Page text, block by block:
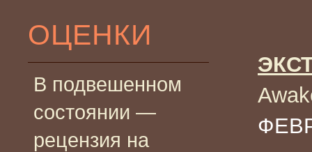
ОЦЕНКИ
В подвешенном
состоянии —
рецензия на